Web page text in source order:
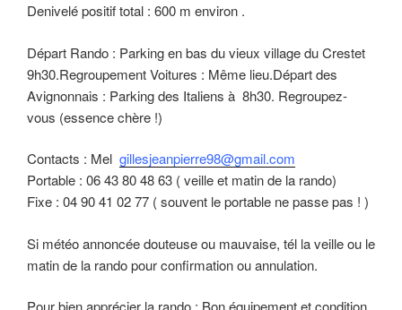
Denivelé positif total : 600 m environ .
Départ Rando : Parking en bas du vieux village du Crestet
9h30.Regroupement Voitures : Même lieu.Départ des
Avignonnais : Parking des Italiens à 8h30. Regroupez-
vous (essence chère !)
Contacts : Mel gillesjeanpierre98@gmail.com
Portable : 06 43 80 48 63 ( veille et matin de la rando)
Fixe : 04 90 41 02 77 ( souvent le portable ne passe pas ! )
Si météo annoncée douteuse ou mauvaise, tél la veille ou le
matin de la rando pour confirmation ou annulation.